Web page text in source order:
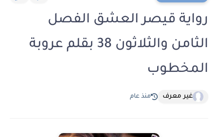
رواية قيصر العشق الفصل
الثامن والثلاثون 38 بقلم عروبة
المخطوب
غير معرف منذ عام